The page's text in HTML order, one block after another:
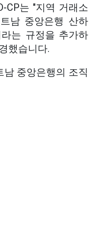
CP는 "지역 거래소
남 중앙은행 산하
는 규정을 추가하
했습니다.
중앙은행의 조직